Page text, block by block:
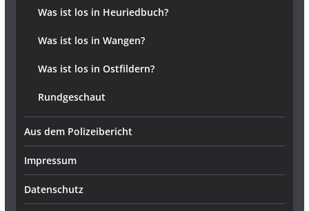
Was ist los in Heuriedbuch?
Was ist los in Wangen?
Was ist los in Ostfildern?
Rundgeschaut
Aus dem Polizeibericht
Impressum
Datenschutz